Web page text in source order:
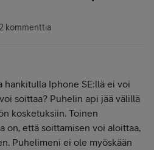
2 kommenttia
hankitulla Iphone SE:llä ei voi
soittaa? Puhelin api jää välillä
kosketuksiin. Toinen
on, että soittamisen voi aloittaa,
Puhelimeni ei ole myöskään